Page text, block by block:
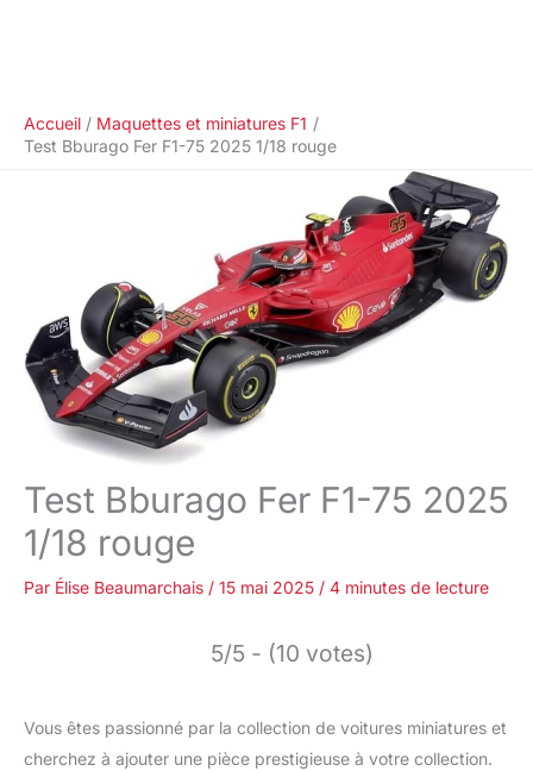
Accueil
Maquettes et miniatures F1
Test Bburago Fer F1-75 2025 1/18 rouge
Test Bburago Fer F1-75 2025
1/18 rouge
Par Élise Beaumarchais / 15 mai 2025 / 4 minutes de lecture
5/5 - (10 votes)
Vous êtes passionné par la collection de voitures miniatures et
cherchez à ajouter une pièce prestigieuse à votre collection.